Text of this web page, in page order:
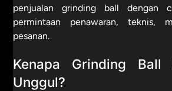
penjualan grinding ball dengan
permintaan penawaran, teknis,
pesanan.
Kenapa Grinding Ball
Unggul?